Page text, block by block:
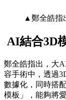
▲鄭全皓指
AI結合3D
鄭全皓指出，大
容手術中，透過
數據化，同時搭
模板」，能夠將